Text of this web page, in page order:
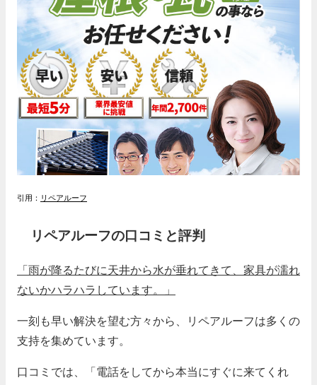
引用： リペアルーフ
リペアルーフの口コミと評判
「雨が降るたびに天井から水が垂れてきて、家具が濡れ
ないかハラハラしています。」
一刻も早い解決を望む方々から、リペアルーフは多くの
支持を集めています。
口コミでは、「電話をしてから本当にすぐに来てくれ